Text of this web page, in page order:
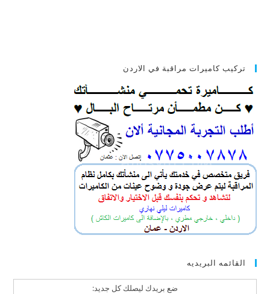
تركيب كاميرات مراقبة في الاردن
القائمه البريديه
ضع بريدك ليصلك كل جديد: